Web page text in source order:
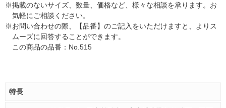
※掲載のないサイズ、数量、価格など、様々な相談を承ります。お
気軽にご相談ください。
※お問い合わせの際、【品番】のご記入をいただけますと、よりス
ムーズに回答することができます。
この商品の品番：No.515
特長